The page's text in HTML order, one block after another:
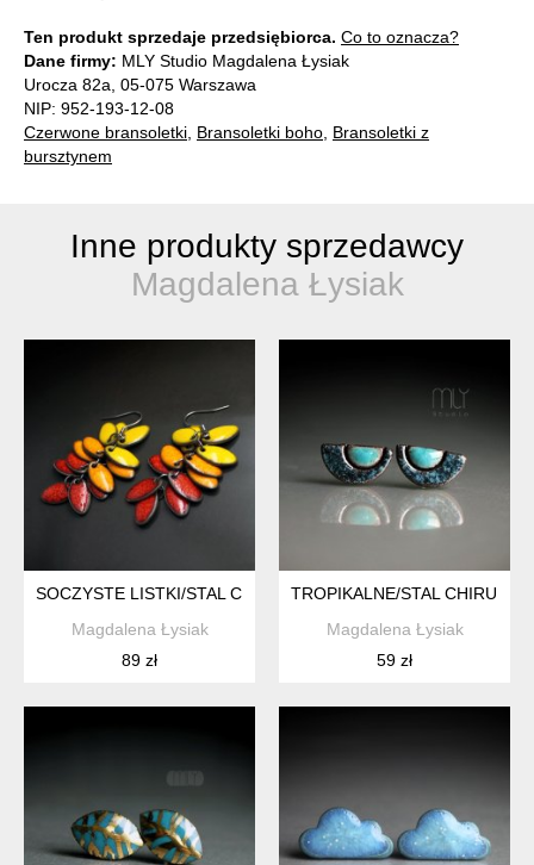
Ten produkt sprzedaje przedsiębiorca. Co to oznacza?
Dane firmy: MLY Studio Magdalena Łysiak
Urocza 82a, 05-075 Warszawa
NIP: 952-193-12-08
Czerwone bransoletki Bransoletki boho Bransoletki z
bursztynem
Inne produkty sprzedawcy
Magdalena Łysiak
SOCZYSTE LISTKI/STAL CHIRURGICZNA/
Magdalena Łysiak
89 zł
TROPIKALNE/STAL
Magdalena Łysiak
59 zł